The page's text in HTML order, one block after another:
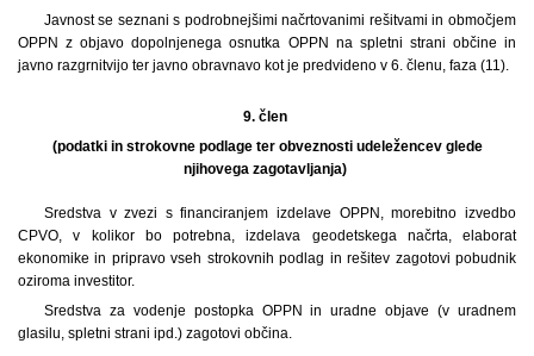
Javnost se seznani s podrobnejšimi načrtovanimi rešitvami in območjem
OPPN z objavo dopolnjenega osnutka OPPN na spletni strani občine in
javno razgrnitvijo ter javno obravnavo kot je predvideno v 6. členu, faza (11).
9. člen
(podatki in strokovne podlage ter obveznosti udeležencev glede
njihovega zagotavljanja)
Sredstva v zvezi s financiranjem izdelave OPPN, morebitno izvedbo
CPVO, v kolikor bo potrebna, izdelava geodetskega načrta, elaborat
ekonomike in pripravo vseh strokovnih podlag in rešitev zagotovi pobudnik
oziroma investitor.
Sredstva za vodenje postopka OPPN in uradne objave (v uradnem
glasilu, spletni strani ipd.) zagotovi občina.